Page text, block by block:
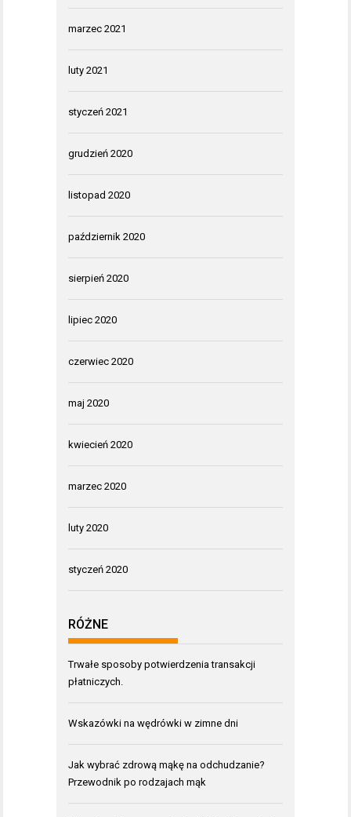
marzec 2021
luty 2021
styczeń 2021
grudzień 2020
listopad 2020
październik 2020
sierpień 2020
lipiec 2020
czerwiec 2020
maj 2020
kwiecień 2020
marzec 2020
luty 2020
styczeń 2020
RÓŻNE
Trwałe sposoby potwierdzenia transakcji
płatniczych.
Wskazówki na wędrówki w zimne dni
Jak wybrać zdrową mąkę na odchudzanie?
Przewodnik po rodzajach mąk